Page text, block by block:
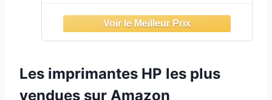
(Scan, Impression, Wifi, Chargeur
automatique de documents)
Les imprimantes HP les plus
vendues sur Amazon